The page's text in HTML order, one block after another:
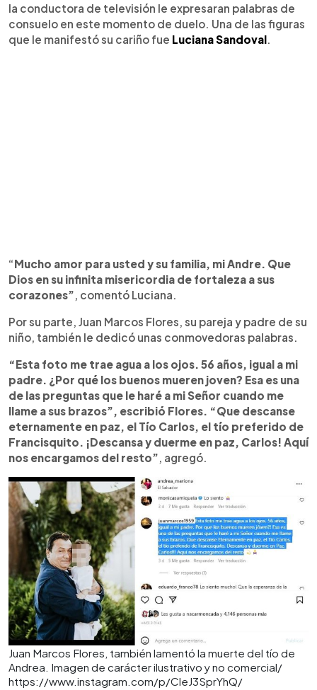
la conductora de televisión le expresaran palabras de
consuelo en este momento de duelo. Una de las figuras
que le manifestó su cariño fue Luciana Sandoval
“Mucho amor para usted y su familia, mi Andre. Que
Dios en su infinita misericordia de fortaleza a sus
corazones” , comentó Luciana.
Por su parte, Juan Marcos Flores, su pareja y padre de su
niño, también le dedicó unas conmovedoras palabras.
“Esta foto me trae agua a los ojos. 56 años, igual a mi
padre. ¿Por qué los buenos mueren joven? Esa es una
de las preguntas que le haré a mi Señor cuando me
llame a sus brazos”, escribió Flores. “Que descanse
eternamente en paz, el Tío Carlos, el tío preferido de
Francisquito. ¡Descansa y duerme en paz, Carlos! Aquí
nos encargamos del resto” , agregó.
Juan Marcos Flores, también lamentó la muerte del tío de
Andrea. Imagen de carácter ilustrativo y no comercial/
https://www.instagram.com/p/CleJ3SprYhQ/